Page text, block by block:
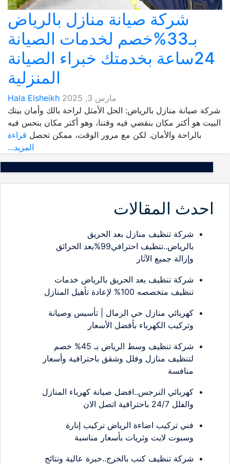
شركة صيانة منازل بالرياض
بـ33%خصم لخدمات الصيانة
24ساعة بخدمتك خبراء الصيانة
المنزلية
مارس 3, 2025
Hala Elsheikh
شركة صيانة منازل بالرياض: الحل الأمثل لراحة بالك وأمان بيتك
البيت هو أكتر مكان بنقضي فيه وقتنا، وهو أكتر مكان بنحس فيه
بالراحة والأمان. لكن مع مرور الوقت، ممكن تحصل قراءة
المزيد...
احدث المقالات
شركة تنظيف منازل بعد الحريق
بالرياض..تنظيف احترافي99%بعد الحرائق
وإزالة جميع الآثار
شركة تنظيف بعد الحريق بالرياض خدمات
تنظيف متخصصه 100% لإعادة تأهيل المنازل
كهربائي منازل حي الرمال | تأسيس وصيانة
وتركيب الكهرباء بأفضل الأسعار
شركة تنظيف وسط الرياض بـ 45% خصم
لتنظيف منازل وفلل وشقق باحترافية وأسعار
منافسة
كهربائي النرجس..افضل صيانة كهرباء المنازل
والفلل 24/7 باحترافية اتصل الان
فني تركيب اضاءة الرياض تركيب إنارة
وسبوت لايت وثريات بأسعار مناسبة
شركة تنظيف كنب بالخرج..خبرة عالية ونتائج